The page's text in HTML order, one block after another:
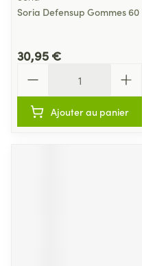
Soria Defensup Gommes 60
30,95 €
Ajouter au panier